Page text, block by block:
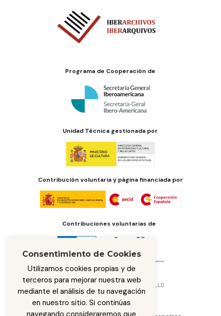
Programa de Cooperación de
Unidad Técnica gestionada por
Contribución voluntaria y página financiada por
Contribuciones voluntarias de
Consentimiento de Cookies
Utilizamos cookies propias y de
terceros para mejorar nuestra web
mediante el análisis de tu navegación
en nuestro sitio. Si continúas
navegando consideraremos que